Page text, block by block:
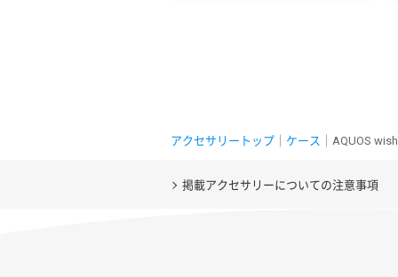
アクセサリートップ ケース ｜AQUOS
掲載アクセサリーについての注意事項